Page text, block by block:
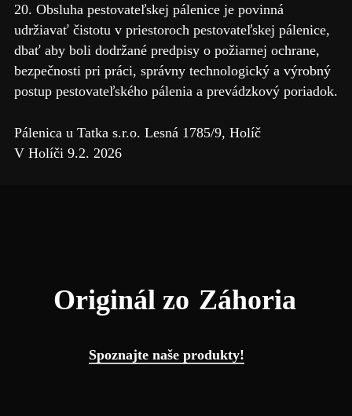
20. Obsluha pestovateľskej pálenice je povinná
udržiavať čistotu v priestoroch pestovateľskej pálenice,
dbať aby boli dodržané predpisy o požiarnej ochrane,
bezpečnosti pri práci, správny technologický a výrobný
postup pestovateľského pálenia a prevádzkový poriadok.
Pálenica u Tatka s.r.o. Lesná 1785/9, Holíč
V Holíči 9.2. 2026
Originál zo Záhoria
Spoznajte naše produkty!